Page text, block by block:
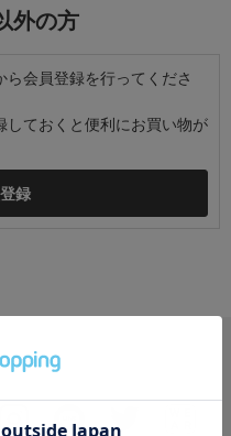
外の方
会員登録を行ってくださ
しておくと便利にお買い物が